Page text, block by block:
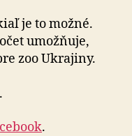
je to možné.
umožňuje,
zoo Ukrajiny.
.
.